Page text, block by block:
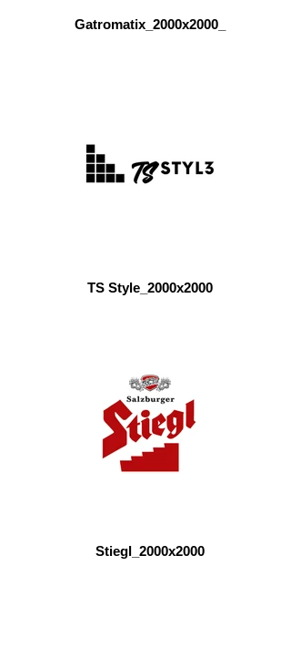
Gatromatix_2000x2000_
TS Style_2000x2000
Stiegl_2000x2000